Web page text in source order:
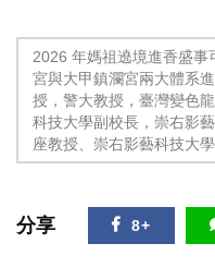
2026 年媽祖遶境進香盛事
宮與大甲鎮瀾宮兩大體系
授，警大教授，臺灣變色
科技大學副校長，崇右影
座教授、崇右影藝科技大
分享 8+